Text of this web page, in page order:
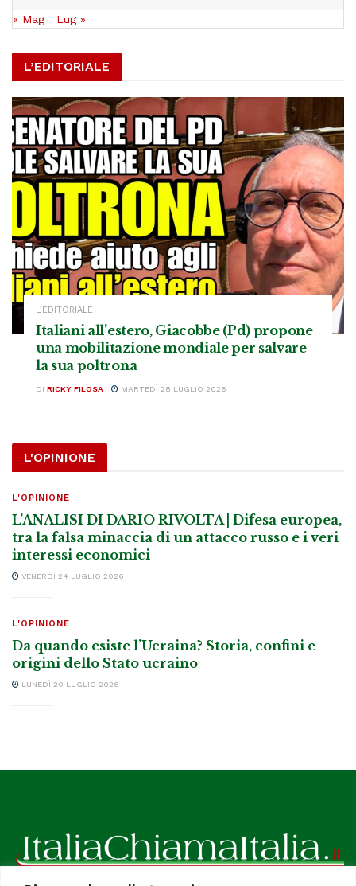
« Mag Lug »
L’EDITORIALE
L’EDITORIALE
Italiani all’estero, Giacobbe (Pd) propone
una mobilitazione mondiale per salvare
la sua poltrona
DI RICKY FILOSA MARTEDÌ 28 LUGLIO 2026
L'OPINIONE
L'OPINIONE
L’ANALISI DI DARIO RIVOLTA | Difesa europea,
tra la falsa minaccia di un attacco russo e i veri
interessi economici
VENERDÌ 24 LUGLIO 2026
L'OPINIONE
Da quando esiste l’Ucraina? Storia, confini e
origini dello Stato ucraino
LUNEDÌ 20 LUGLIO 2026